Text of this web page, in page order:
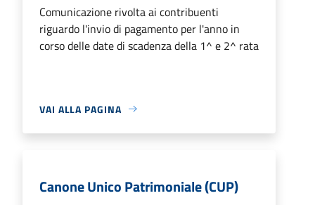
Comunicazione rivolta ai contribuenti
riguardo l'invio di pagamento per l'anno in
corso delle date di scadenza della 1^ e 2^ rata
VAI ALLA PAGINA
Canone Unico Patrimoniale (CUP)